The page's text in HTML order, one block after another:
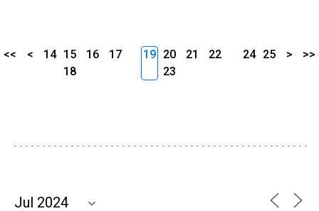
<< < 14 15 16
17
18
19 20 21
22
23
24 25 > >>